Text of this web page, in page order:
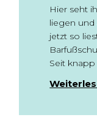
Hier seht
liegen
jetzt so
Seit knapp